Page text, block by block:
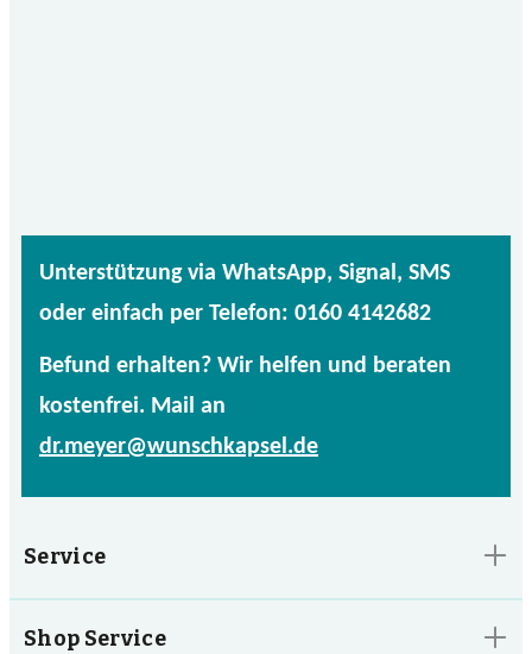
Unterstützung via WhatsApp, Signal, SMS
oder einfach per Telefon: 0160 4142682
Befund erhalten? Wir helfen und beraten
kostenfrei. Mail an
dr.meyer@wunschkapsel.de
Service
Shop Service